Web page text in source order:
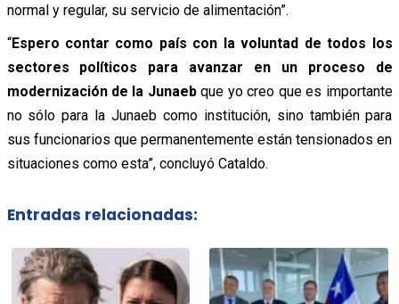
normal y regular, su servicio de alimentación”.
“Espero contar como país con la voluntad de todos los
sectores políticos para avanzar en un proceso de
modernización de la Junaebque yo creo que es importante
no sólo para la Junaeb como institución, sino también para
sus funcionarios que permanentemente están tensionados en
situaciones como esta”, concluyó Cataldo.
Entradas relacionadas: